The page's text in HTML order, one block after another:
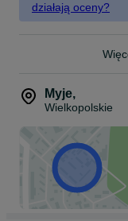
działają oceny?
Myje,
Wielkopolskie